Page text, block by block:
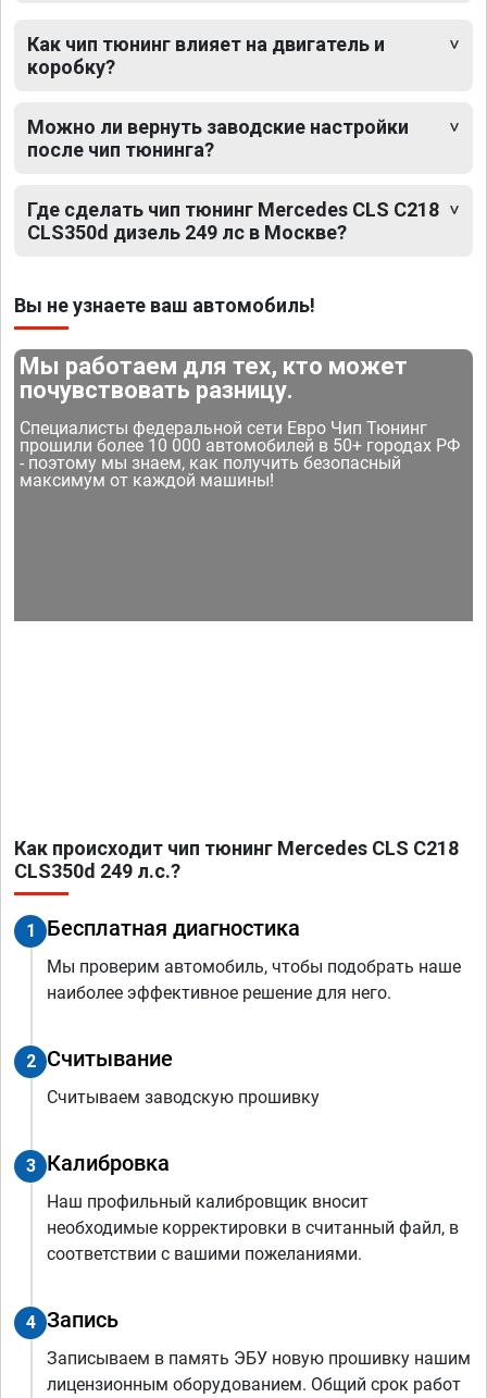
Как чип тюнинг влияет на двигатель и
коробку?
Можно ли вернуть заводские настройки
после чип тюнинга?
Где сделать чип тюнинг Mercedes CLS C218
CLS350d дизель 249 лс в Москве?
Вы не узнаете ваш автомобиль!
Мы работаем для тех, кто может
почувствовать разницу.
Специалисты федеральной сети Евро Чип Тюнинг
прошили более 10 000 автомобилей в 50+ городах РФ
- поэтому мы знаем, как получить безопасный
максимум от каждой машины!
Как происходит чип тюнинг Mercedes CLS C218
CLS350d 249 л.с.?
1 Бесплатная диагностика
Мы проверим автомобиль, чтобы подобрать наше
наиболее эффективное решение для него.
2 Считывание
Считываем заводскую прошивку
3 Калибровка
Наш профильный калибровщик вносит
необходимые корректировки в считанный файл, в
соответствии с вашими пожеланиями.
4 Запись
Записываем в память ЭБУ новую прошивку нашим
лицензионным оборудованием. Общий срок работ